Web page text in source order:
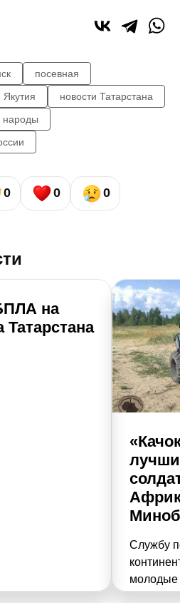
посевная
Якутия
новости Татарстана
народы
0 0 0
на
Татарстана
Службу
молодые